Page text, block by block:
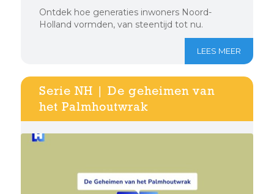
Ontdek hoe generaties inwoners Noord-
Holland vormden, van steentijd tot nu.
LEES MEER
Serie NH | De geheimen van
het Palmhoutwrak